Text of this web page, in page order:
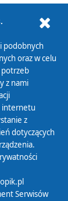
podobnych
oraz w celu
potrzeb
z nami
internetu
z
dotyczących
Serwisów